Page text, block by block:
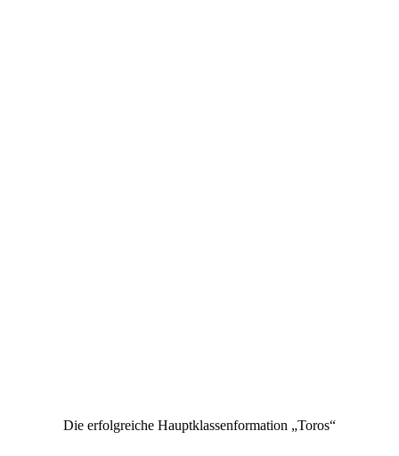
Die erfolgreiche Hauptklassenformation „Toros“